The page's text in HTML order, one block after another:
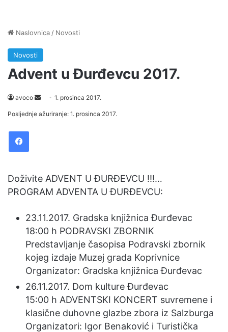
Naslovnica / Novosti
Novosti
Advent u Đurđevcu 2017.
avoco
e
m
a
l
1. prosinca 2017.
Posljednje ažuriranje: 1. prosinca 2017.
Doživite ADVENT U ĐURĐEVCU !!!…
PROGRAM ADVENTA U ĐURĐEVCU:
23.11.2017. Gradska knjižnica Đurđevac
18:00 h PODRAVSKI ZBORNIK
Predstavljanje časopisa Podravski zbornik
kojeg izdaje Muzej grada Koprivnice
Organizator: Gradska knjižnica Đurđevac
26.11.2017. Dom kulture Đurđevac
15:00 h ADVENTSKI KONCERT suvremene i
klasične duhovne glazbe zbora iz Salzburga
Organizatori: Igor Benaković i Turistička